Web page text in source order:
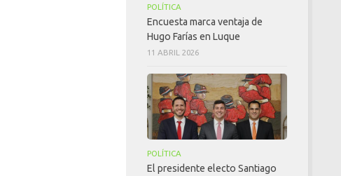
POLÍTICA
Encuesta marca ventaja de
Hugo Farías en Luque
11 ABRIL 2026
POLÍTICA
El presidente electo Santiago